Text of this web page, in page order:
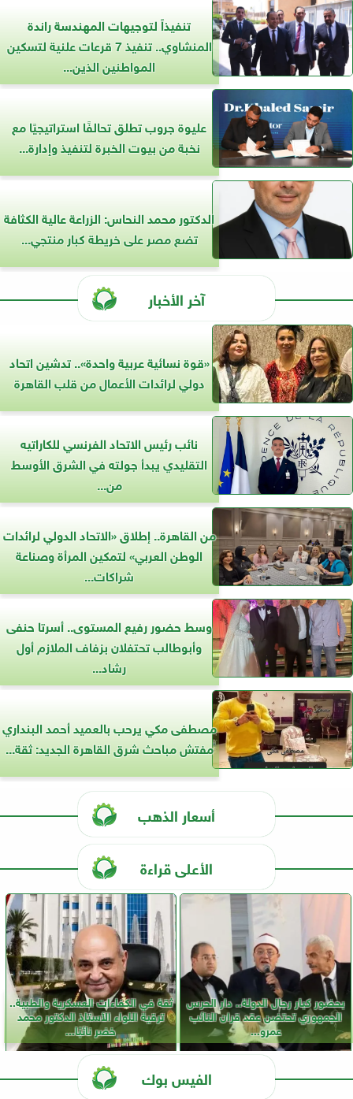
تنفيذاً لتوجيهات المهندسة راندة
المنشاوي.. تنفيذ 7 قرعات علنية لتسكين
المواطنين الذين...
عليوة جروب تطلق تحالفًا استراتيجيًا مع
نخبة من بيوت الخبرة لتنفيذ وإدارة...
الدكتور محمد النحاس: الزراعة عالية الكثافة
تضع مصر على خريطة كبار منتجي...
آخر الأخبار
«قوة نسائية عربية واحدة».. تدشين اتحاد
دولي لرائدات الأعمال من قلب القاهرة
نائب رئيس الاتحاد الفرنسي للكاراتيه
التقليدي يبدأ جولته في الشرق الأوسط
من...
من القاهرة.. إطلاق «الاتحاد الدولي لرائدات
الوطن العربي» لتمكين المرأة وصناعة
شراكات...
وسط حضور رفيع المستوى.. أسرتا حنفى
وأبوطالب تحتفلان بزفاف الملازم أول
رشاد...
مصطفى مكي يرحب بالعميد أحمد البنداري
مفتش مباحث شرق القاهرة الجديد: ثقة...
أسعار الذهب
الأعلى قراءة
بحضور كبار رجال الدولة.. دار الحرس
الجمهوري تحتضن عقد قران النائب
عمرو...
ثقة في الكفاءات العسكرية والطبية..
ترقية اللواء الأستاذ الدكتور محمد
خضر نائبًا...
الفيس بوك